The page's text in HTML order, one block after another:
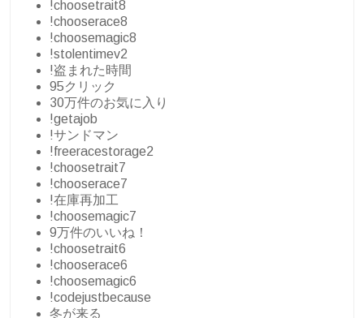
!choosetrait8
!chooserace8
!choosemagic8
!stolentimev2
!盗まれた時間
95クリック
30万件のお気に入り
!getajob
!サンドマン
!freeracestorage2
!choosetrait7
!chooserace7
!在庫再加工
!choosemagic7
9万件のいいね！
!choosetrait6
!chooserace6
!choosemagic6
!codejustbecause
冬が来る